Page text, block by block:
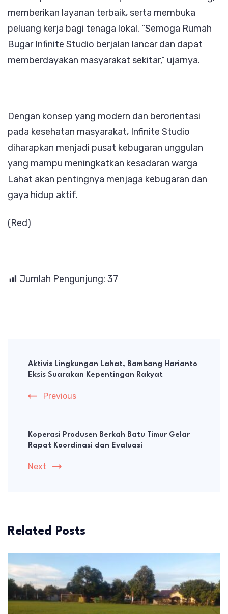
memberikan layanan terbaik, serta membuka
peluang kerja bagi tenaga lokal. “Semoga Rumah
Bugar Infinite Studio berjalan lancar dan dapat
memberdayakan masyarakat sekitar,” ujarnya.
Dengan konsep yang modern dan berorientasi
pada kesehatan masyarakat, Infinite Studio
diharapkan menjadi pusat kebugaran unggulan
yang mampu meningkatkan kesadaran warga
Lahat akan pentingnya menjaga kebugaran dan
gaya hidup aktif.
(Red)
Jumlah Pengunjung: 37
Navigation
Aktivis Lingkungan Lahat, Bambang Harianto
Eksis Suarakan Kepentingan Rakyat
Previous
Koperasi Produsen Berkah Batu Timur Gelar
Rapat Koordinasi dan Evaluasi
Next
Related Posts